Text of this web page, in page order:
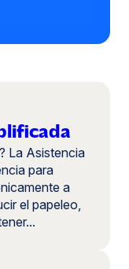
La Asistencia
para
a
el papeleo,